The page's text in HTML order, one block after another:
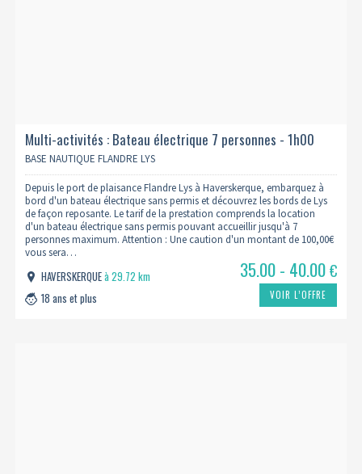
Multi-activités : Bateau électrique 7 personnes - 1h00
BASE NAUTIQUE FLANDRE LYS
Depuis le port de plaisance Flandre Lys à Haverskerque, embarquez à
bord d'un bateau électrique sans permis et découvrez les bords de Lys
de façon reposante. Le tarif de la prestation comprends la location
d'un bateau électrique sans permis pouvant accueillir jusqu'à 7
personnes maximum. Attention : Une caution d'un montant de 100,00€
vous sera…
HAVERSKERQUEà 29.72 km
18 ans et plus
35.00 - 40.00€
VOIR L’OFFRE